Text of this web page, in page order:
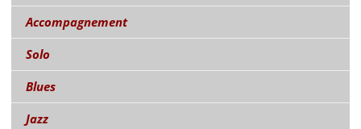
Accompagnement
Solo
Blues
Jazz